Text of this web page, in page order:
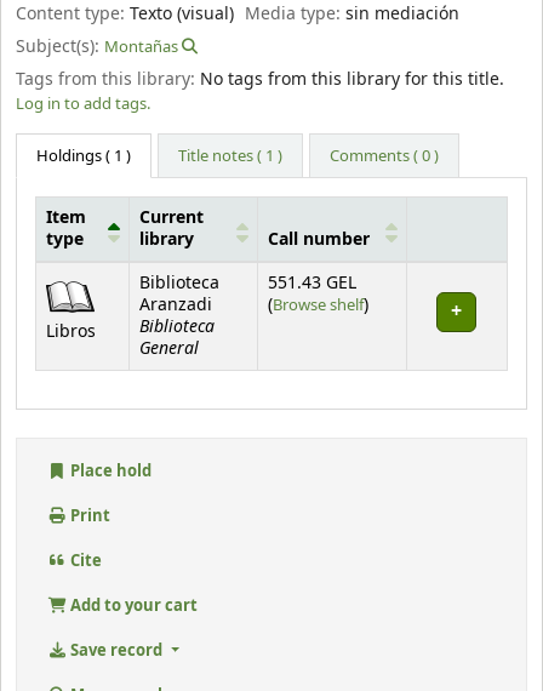
Content type: Texto (visual) Media type:sin mediación
Subject(s): Montañas
Tags from this library: No tags from this library for this title.
Log in to add tags.
Holdings( 1 ) Title notes ( 1 ) Comments ( 0 )
Item
type
Current
library
Call number
Libros
Biblioteca
Aranzadi
Biblioteca
General
551.43 GEL
(Browse shelf(Opens below)
)
Place hold
Print
Cite
Add to your cart
Save record